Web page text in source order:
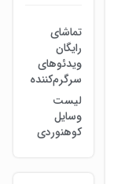
تماشای
رایگان
ویدئوهای
سرگرم‌کننده
لیست
وسایل
کوهنوردی